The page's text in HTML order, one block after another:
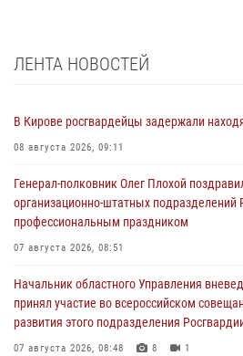
ЛЕНТА НОВОСТЕЙ
В Кирове росгвардейцы задержали
08 августа 2026, 09:11
Генерал-полковник Олег Плохой
организационно-штатных подразделений
профессиональным праздником
07 августа 2026, 08:51
Начальник областного Управления
принял участие во всероссийском
развития этого подразделения
07 августа 2026, 08:48 8 1